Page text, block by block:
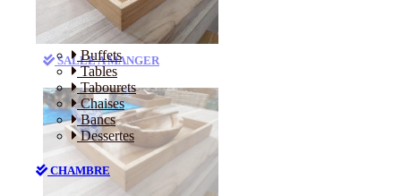
Buffets
Tables
Tabourets
Chaises
Bancs
Dessertes
CHAMBRE
Etagères
Modulos
SALLE A MANGER